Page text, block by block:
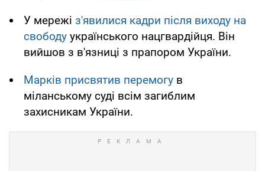
У мережі з'явилися кадри після виходу на
свободу українського нацгвардійця. Він
вийшов з в'язниці з прапором України.
Марків присвятив перемогу в
міланському суді всім загиблим
захисникам України.